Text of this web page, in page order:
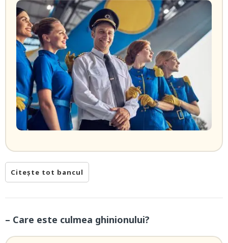
Citește tot bancul
– Care este culmea ghinionului?